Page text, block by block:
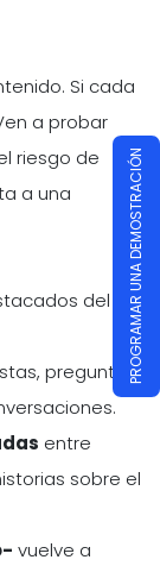
Si cada
a probar
riesgo de
a una
del
preguntas
entre
sobre el
vuelve a
PROGRAMAR UNA DEMOSTRACIÓN